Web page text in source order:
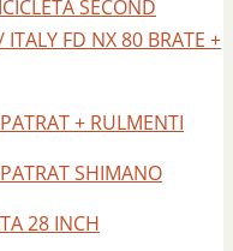
SECOND
FD NX 80 BRATE +
+ RULMENTI
SHIMANO
28 INCH